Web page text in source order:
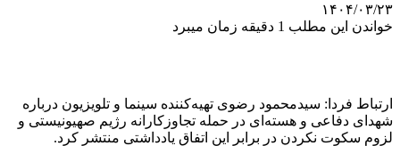
۱۴۰۴/۰۳/۲۳
خواندن این مطلب 1 دقیقه زمان میبرد
ارتباط فردا: سیدمحمود رضوی تهیه‌کننده سینما و تلویزیون درباره
شهدای دفاعی و هسته‌ای در حمله تجاوزکارانه رژیم صهیونیستی و
لزوم سکوت نکردن در برابر این اتفاق یادداشتی منتشر کرد.